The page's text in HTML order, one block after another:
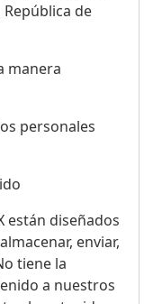
de
manera
personales
están diseñados
enviar,
tiene la
a nuestros